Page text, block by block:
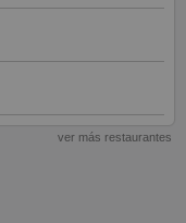
ver más restaurantes